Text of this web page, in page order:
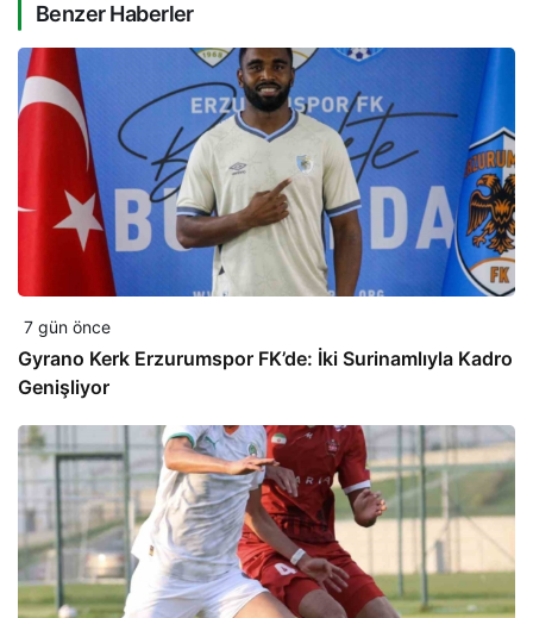
Benzer Haberler
7 gün önce
Gyrano Kerk Erzurumspor FK’de: İki Surinamlıyla Kadro
Genişliyor